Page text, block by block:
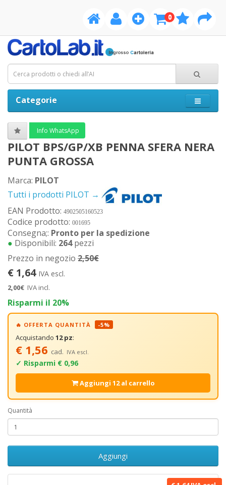
0
Categorie
Info WhatsApp
PILOT BPS/GP/XB PENNA SFERA NERA
PUNTA GROSSA
Marca: PILOT
Tutti i prodotti PILOT →
EAN Prodotto: 4902505160523
Codice prodotto: 001695
Consegna;: Pronto per la spedizione
● Disponibili: 264pezzi
Prezzo in negozio 2,50€
€ 1,64 IVA escl.
2,00€ IVA incl.
Risparmi il 20%
🔥 OFFERTA QUANTITÀ -5%
Acquistando 12 pz:
€ 1,56 cad. IVA escl.
✓ Risparmi € 0,96
Aggiungi 12 al carrello
Quantità
Aggiungi